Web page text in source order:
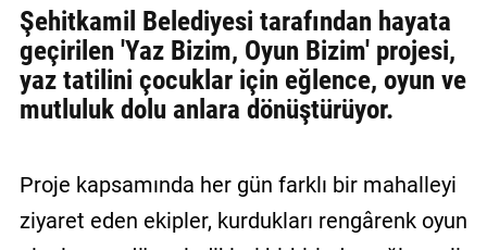
ULAŞIN
Künye
İletişim
Politikası
Şehitkamil Belediyesi tarafından hayata
geçirilen 'Yaz Bizim, Oyun Bizim' projesi,
yaz tatilini çocuklar için eğlence, oyun ve
mutluluk dolu anlara dönüştürüyor.
Proje kapsamında her gün farklı bir mahalleyi
ziyaret eden ekipler, kurdukları rengârenk oyun